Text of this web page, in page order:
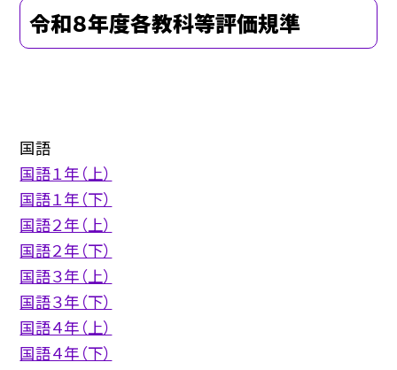
令和８年度各教科等評価規準
国語
国語１年（上）
国語１年（下）
国語２年（上）
国語２年（下）
国語３年（上）
国語３年（下）
国語４年（上）
国語４年（下）